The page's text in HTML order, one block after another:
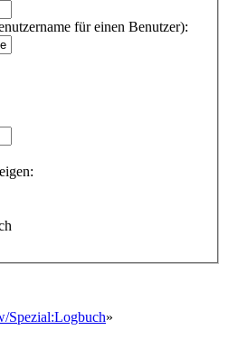
für einen Benutzer):
Spezial:Logbuch»